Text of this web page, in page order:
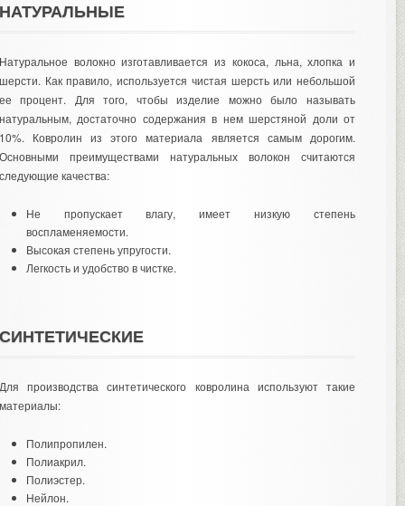
волокно изготавливается из кокоса, льна, хлопка и
Как правило, используется чистая шерсть или небольшой
процент. Для того, чтобы изделие можно было называть
достаточно содержания в нем шерстяной доли от
Ковролин из этого материала является самым дорогим.
преимуществами натуральных волокон считаются
качества:
Не пропускает влагу, имеет низкую степень
воспламеняемости.
Высокая степень упругости.
Легкость и удобство в чистке.
производства синтетического ковролина используют такие
Полипропилен.
Полиакрил.
Полиэстер.
Нейлон.